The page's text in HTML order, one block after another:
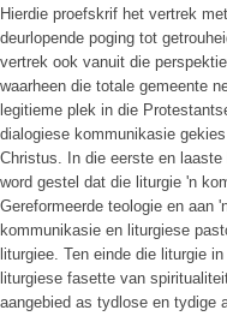
Hierdie proefskrif het vertrek
deurlopende poging tot
vertrek ook vanuit die
waarheen die totale gemeente
legitieme plek in die
dialogiese kommunikasie
Christus. In die eerste en
word gestel dat die liturgie 'n
Gereformeerde teologie en aan
kommunikasie en liturgiese
liturgiee. Ten einde die liturgie
liturgiese fasette van
aangebied as tydlose en tydige